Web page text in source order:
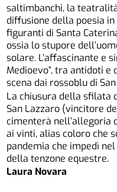
saltimbanchi, la
diffusione della poesia
figuranti di Santa
ossia lo stupore
solare. L’affascinante e
Medioevo”, tra antidoti
scena dai rossoblu di
La chiusura della sfilata
San Lazzaro (vincitore
cimenterà nell’allegoria
ai vinti, alias coloro che
pandemia che impedì
della tenzone equestre.
Laura Novara